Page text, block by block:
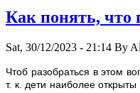
Как понять, что
Sat, 30/12/2023 - 21:14 By
Чтоб разобраться в этом
т. к. дети наиболее